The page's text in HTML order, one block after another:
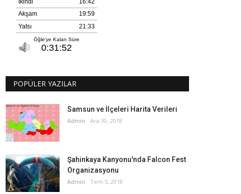
POPÜLER YAZILAR
Samsun ve İlçeleri Harita Verileri
Admin Ara 30, 2018
Şahinkaya Kanyonu'nda Falcon Fest
Organizasyonu
Admin Tem 5, 2018